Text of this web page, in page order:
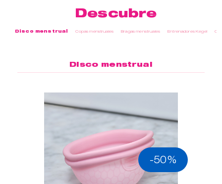
Descubre
Disco menstrual Copas menstruales Bragas menstruales Entrenadores Kegel
Disco menstrual
-50%